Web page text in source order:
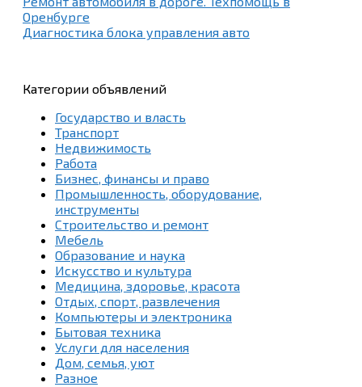
Оренбурге
Диагностика блока управления авто
Категории объявлений
Государство и власть
Транспорт
Недвижимость
Работа
Бизнес, финансы и право
Промышленность, оборудование,
инструменты
Строительство и ремонт
Мебель
Образование и наука
Искусство и культура
Медицина, здоровье, красота
Отдых, спорт, развлечения
Компьютеры и электроника
Бытовая техника
Услуги для населения
Дом, семья, уют
Разное